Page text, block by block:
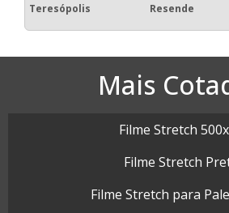
Teresópolis
Resende
Mais
Filme Stretch
Filme Stretch
Filme Stretch para